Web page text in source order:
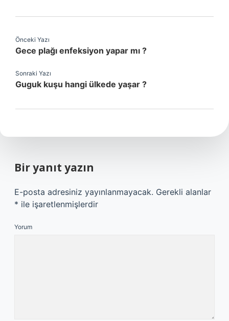
Önceki Yazı
Gece plağı enfeksiyon yapar mı ?
Sonraki Yazı
Guguk kuşu hangi ülkede yaşar ?
Bir yanıt yazın
E-posta adresiniz yayınlanmayacak. Gerekli alanlar
* ile işaretlenmişlerdir
Yorum